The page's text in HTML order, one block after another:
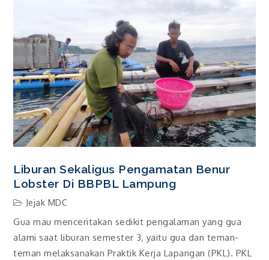
Liburan Sekaligus Pengamatan Benur
Lobster Di BBPBL Lampung
Jejak MDC
Gua mau menceritakan sedikit pengalaman yang gua
alami saat liburan semester 3, yaitu gua dan teman-
teman melaksanakan Praktik Kerja Lapangan (PKL). PKL